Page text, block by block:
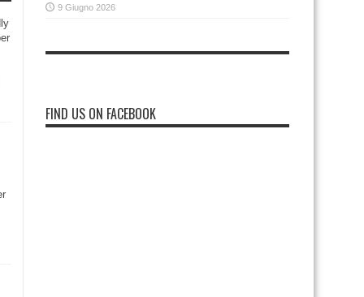
9 Giugno 2026
FIND US ON FACEBOOK